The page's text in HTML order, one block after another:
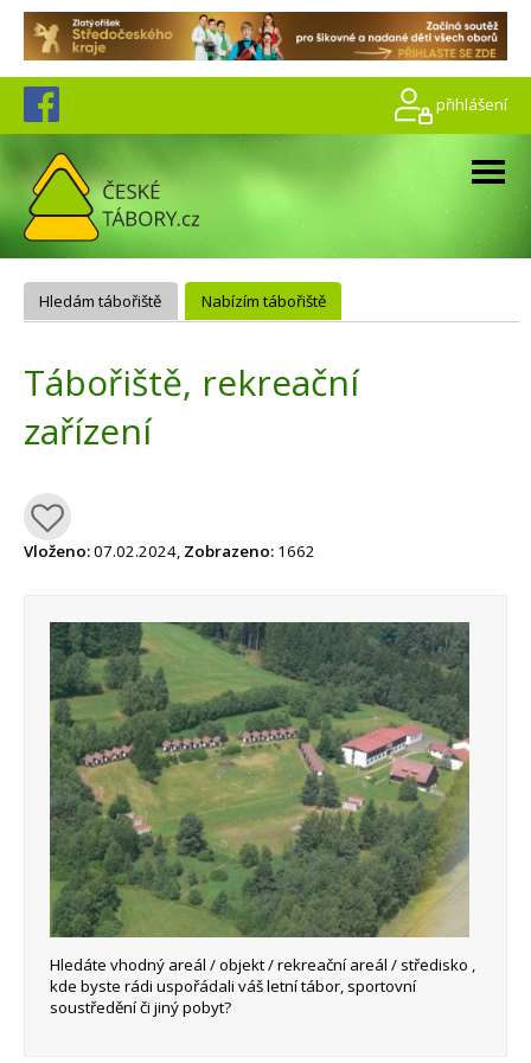
přihlášení
Hledám tábořiště Nabízím tábořiště
Tábořiště, rekreační
zařízení
Vloženo:07.02.2024, Zobrazeno: 1662
Hledáte vhodný areál / objekt / rekreační areál / středisko ,
kde byste rádi uspořádali váš letní tábor, sportovní
soustředění či jiný pobyt?